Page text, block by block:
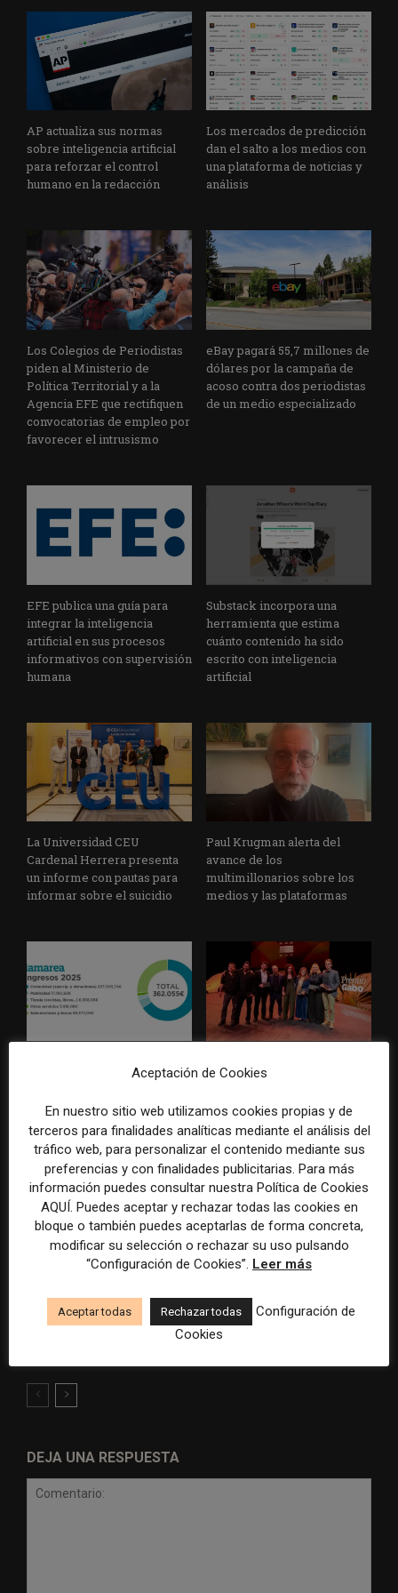
AP actualiza sus normas
sobre inteligencia artificial
para reforzar el control
humano en la redacción
Los mercados de predicción
dan el salto a los medios con
una plataforma de noticias y
análisis
Los Colegios de Periodistas
piden al Ministerio de
Política Territorial y a la
Agencia EFE que rectifiquen
convocatorias de empleo por
favorecer el intrusismo
eBay pagará 55,7 millones de
dólares por la campaña de
acoso contra dos periodistas
de un medio especializado
EFE publica una guía para
integrar la inteligencia
artificial en sus procesos
informativos con supervisión
humana
Substack incorpora una
herramienta que estima
cuánto contenido ha sido
escrito con inteligencia
artificial
La Universidad CEU
Cardenal Herrera presenta
un informe con pautas para
informar sobre el suicidio
Paul Krugman alerta del
avance de los
multimillonarios sobre los
medios y las plataformas
euros
reconoce cinco historias de
sobre el poder, la memoria y
la violencia
Radio Televisión Madrid
establece un sistema de
ADEPA crea un premio
especial para la mejor
cobertura periodística del
DEJA UNA RESPUESTA
Aceptación de Cookies
En nuestro sitio web utilizamos cookies propias y de
terceros para finalidades analíticas mediante el análisis del
tráfico web, para personalizar el contenido mediante sus
preferencias y con finalidades publicitarias. Para más
información puedes consultar nuestra Política de Cookies
AQUÍ. Puedes aceptar y rechazar todas las cookies en
bloque o también puedes aceptarlas de forma concreta,
modificar su selección o rechazar su uso pulsando
“Configuración de Cookies”. Leer más
Aceptar todas Rechazar todas
Configuración de
Cookies